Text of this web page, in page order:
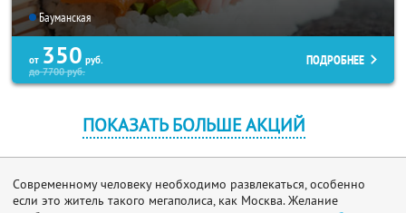
Бауманская
от 350 руб.
до7700руб.
ПОДРОБНЕЕ
ПОКАЗАТЬ БОЛЬШЕ АКЦИЙ
Современному человеку необходимо развлекаться, особенно
если это житель такого мегаполиса, как Москва. Желание